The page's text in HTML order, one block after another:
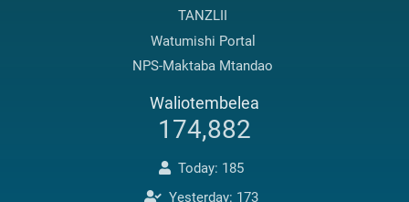
TANZLII
Watumishi Portal
NPS-Maktaba Mtandao
Waliotembelea
174,882
Today: 185
Yesterday: 173